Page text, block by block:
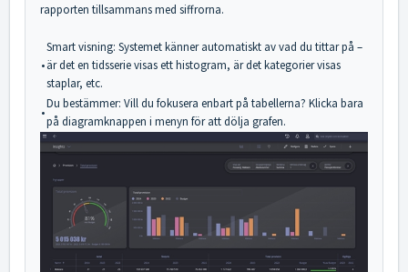
rapporten tillsammans med siffrorna.
•
Smart visning: Systemet känner automatiskt av vad du tittar på –
är det en tidsserie visas ett histogram, är det kategorier visas
staplar, etc.
•
Du bestämmer: Vill du fokusera enbart på tabellerna? Klicka bara
på diagramknappen i menyn för att dölja grafen.